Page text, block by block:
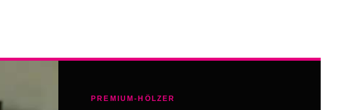
PREMIUM-HÖLZER